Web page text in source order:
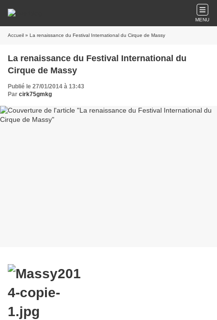
MENU
Accueil » La renaissance du Festival International du Cirque de Massy
La renaissance du Festival International du
Cirque de Massy
Publié le 27/01/2014 à 13:43
Par cirk75gmkg